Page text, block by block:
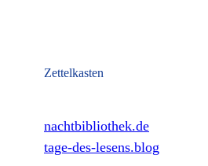
Zettelkasten
nachtbibliothek.de
tage-des-lesens.blog